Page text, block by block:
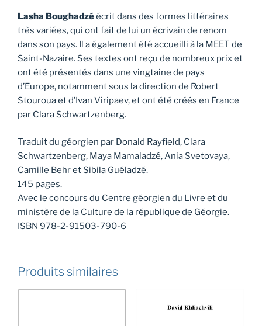
Lasha Boughadzéécrit dans des formes littéraires
très variées, qui ont fait de lui un écrivain de renom
dans son pays. Il a également été accueilli à la MEET de
Saint-Nazaire. Ses textes ont reçu de nombreux prix et
ont été présentés dans une vingtaine de pays
d’Europe, notamment sous la direction de Robert
Stouroua et d’Ivan Viripaev, et ont été créés en France
par Clara Schwartzenberg.
Traduit du géorgien par Donald Rayfield, Clara
Schwartzenberg, Maya Mamaladzé, Ania Svetovaya,
Camille Behr et Sibila Guéladzé.
145 pages.
Avec le concours du Centre géorgien du Livre et du
ministère de la Culture de la république de Géorgie.
ISBN 978-2-91503-790-6
Produits similaires